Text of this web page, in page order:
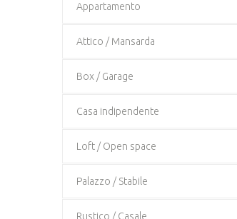
Appartamento
Attico / Mansarda
Box / Garage
Casa indipendente
Loft / Open space
Palazzo / Stabile
Rustico / Casale